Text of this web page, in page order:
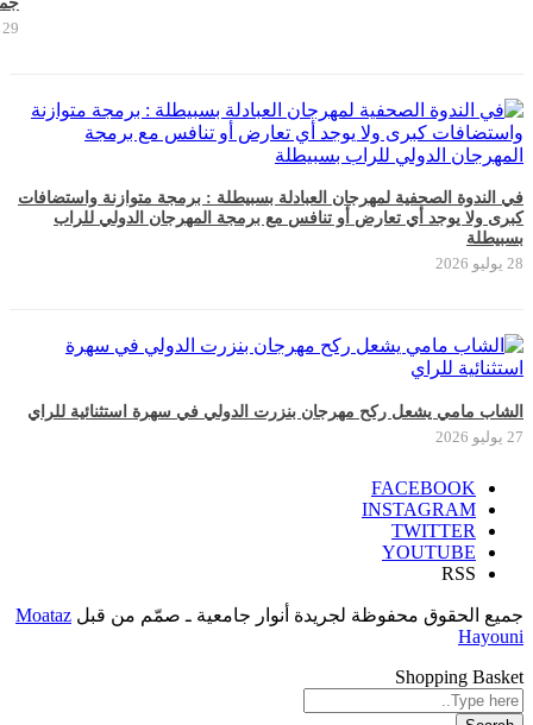
29 يوليو 2026
في الندوة الصحفية لمهرجان العبادلة بسبيطلة : برمجة متوازنة واستضافات
كبرى ولا يوجد أي تعارض أو تنافس مع برمجة المهرجان الدولي للراب
بسبيطلة
28 يوليو 2026
الشاب مامي يشعل ركح مهرجان بنزرت الدولي في سهرة استثنائية للراي
27 يوليو 2026
FACEBOOK
INSTAGRAM
TWITTER
YOUTUBE
RSS
جميع الحقوق محفوظة لجريدة أنوار جامعية ـ صمّم من قبل Moataz
Hayouni
Shopping Basket